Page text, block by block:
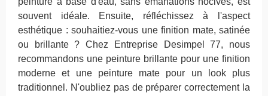
souvent idéale. Ensuite, réfléchissez à l'aspect
esthétique : souhaitiez-vous une finition mate, satinée
ou brillante ? Chez Entreprise Desimpel 77, nous
recommandons une peinture brillante pour une finition
moderne et une peinture mate pour un look plus
traditionnel. N'oubliez pas de préparer correctement la